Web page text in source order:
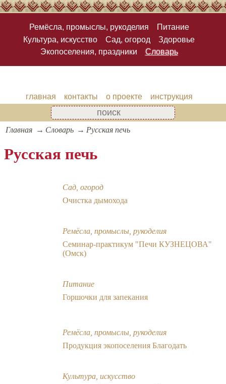
Ремёсла, промыслы, рукоделия
Питание
Культура, искусство
Сад, огород
Здоровье
Экопоселения, праздники
Словарь
главная контакты о проекте инструкция
Главная Словарь Русская печь
Русская печь
Сад, огород
Очистка дымохода
Ремёсла, промыслы, рукоделия
Семинар-практикум "Печи КУЗНЕЦОВА"
(Омск)
Питание
Горшочки для запекания
Ремёсла, промыслы, рукоделия
Продукция экопоселения Благодать
Культура, искусство